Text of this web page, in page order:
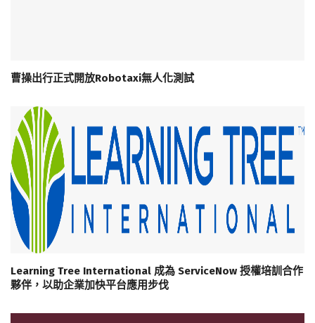
曹操出行正式開放Robotaxi無人化測試
Learning Tree International 成為 ServiceNow 授權培訓合作
夥伴，以助企業加快平台應用步伐